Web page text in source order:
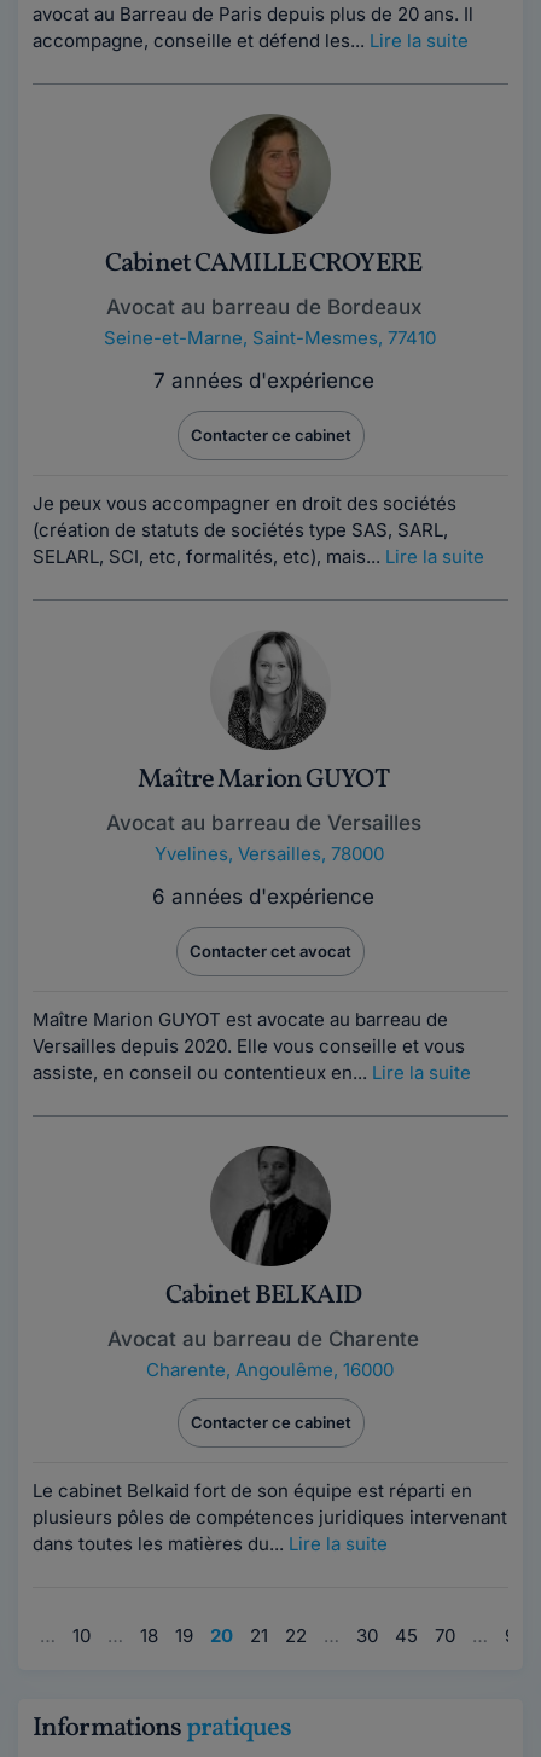
avocat au Barreau de Paris depuis plus de 20 ans. Il
accompagne, conseille et défend les... Lire la suite
Cabinet CAMILLE CROYERE
Avocat au barreau de Bordeaux
Seine-et-Marne, Saint-Mesmes, 77410
7 années d'expérience
Contacter ce cabinet
Je peux vous accompagner en droit des sociétés
(création de statuts de sociétés type SAS, SARL,
SELARL, SCI, etc, formalités, etc), mais... Lire la suite
Maître Marion GUYOT
Avocat au barreau de Versailles
Yvelines, Versailles, 78000
6 années d'expérience
Contacter cet avocat
Maître Marion GUYOT est avocate au barreau de
Versailles depuis 2020. Elle vous conseille et vous
assiste, en conseil ou contentieux en... Lire la suite
Cabinet BELKAID
Avocat au barreau de Charente
Charente, Angoulême, 16000
Contacter ce cabinet
Le cabinet Belkaid fort de son équipe est réparti en
plusieurs pôles de compétences juridiques intervenant
dans toutes les matières du... Lire la suite
… 10 … 18 19 20 21 22 … 30 45 70 … 95
Informationspratiques